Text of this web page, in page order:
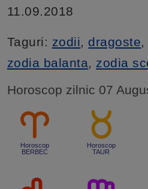
11.09.2018
Taguri: zodii, dragoste,
zodia balanta, zodia
Horoscop zilnic 07
Horoscop
BERBEC
Horoscop
TAUR